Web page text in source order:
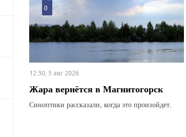
0
12:30, 5 авг 2026
Жара вернётся в Магнитогорск
Синоптики рассказали, когда это произойдет.